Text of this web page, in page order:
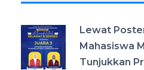
Lewat
Mahasiswa
Tunjukkan